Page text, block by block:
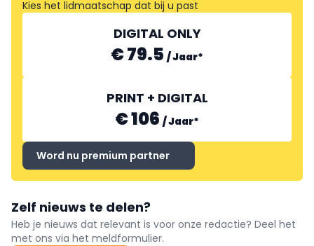
Kies het lidmaatschap dat bij u past
DIGITAL ONLY
€ 79.5 /Jaar*
PRINT + DIGITAL
€ 106 /Jaar*
Word nu premium partner
Zelf nieuws te delen?
Heb je nieuws dat relevant is voor onze redactie? Deel het
met ons via het meldformulier.